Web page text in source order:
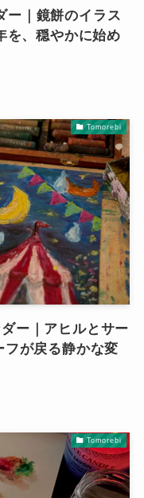
ー｜鏡餅のイラス
を、穏やかに始め
Tomorebi
ー｜アヒルとサー
が戻る静かな変
Tomorebi